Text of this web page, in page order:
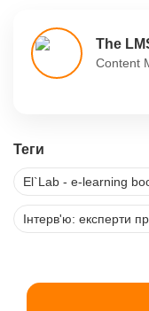
The
Content
Теги
El`Lab - e-learning
Інтерв'ю: експерти